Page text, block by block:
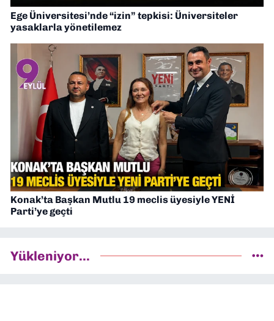
Ege Üniversitesi’nde “izin” tepkisi: Üniversiteler
yasaklarla yönetilemez
Konak’ta Başkan Mutlu 19 meclis üyesiyle YENİ
Parti’ye geçti
Yükleniyor...